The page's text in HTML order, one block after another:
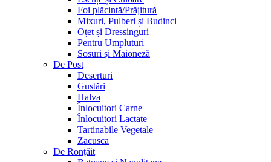
Foi plăcintă/Prăjitură
Mixuri, Pulberi și Budinci
Oțet și Dressinguri
Pentru Umpluturi
Sosuri și Maioneză
De Post
Deserturi
Gustări
Halva
Înlocuitori Carne
Înlocuitori Lactate
Tartinabile Vegetale
Zacusca
De Ronțăit